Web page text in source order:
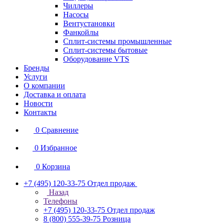
Чиллеры
Насосы
Вентустановки
Фанкойлы
Сплит-системы промышленные
Сплит-системы бытовые
Оборудование VTS
Бренды
Услуги
О компании
Доставка и оплата
Новости
Контакты
0 Сравнение
0 Избранное
0 Корзина
+7 (495) 120-33-75 Отдел продаж
Назад
Телефоны
+7 (495) 120-33-75 Отдел продаж
8 (800) 555-39-75 Розница